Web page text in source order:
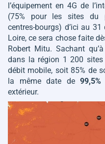
l’équipement en 4G de
(75% pour les sites du
centres-bourgs) d’ici au
Loire, ce sera chose faite
Robert Mitu. Sachant
dans la région 1 200
débit mobile, soit 85% de
la même date de
extérieur.